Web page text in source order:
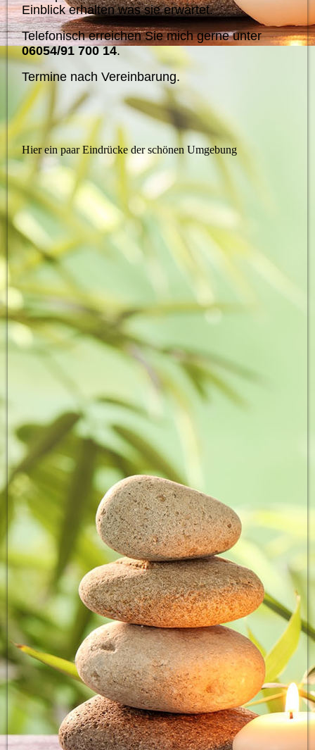
Einblick erhalten was sie erwartet.
Telefonisch erreichen Sie mich gerne unter
06054/91 700 14.
Termine nach Vereinbarung.
Hier ein paar Eindrücke der schönen Umgebung
Unterreichenbach - Main Kinzig Kreis